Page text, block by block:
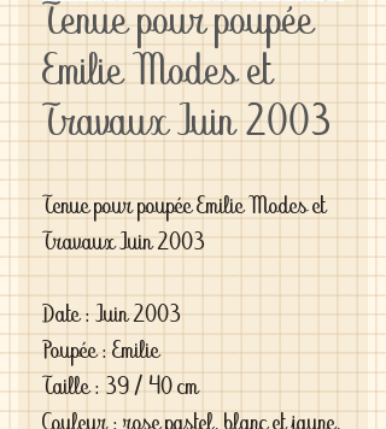
Tenue pour poupée
Emilie Modes et
Travaux Juin 2003
Tenue pour poupée Emilie Modes et
Travaux Juin 2003
Date : Juin 2003
Poupée : Emilie
Taille : 39 / 40 cm